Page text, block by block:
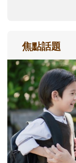
焦點話題